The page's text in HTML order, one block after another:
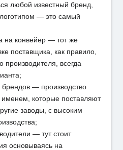
любой известный бренд,
— это самый
на конвейер — тот же
поставщика, как правило,
производителя, всегда
— производство
которые поставляют
заводы, с высоким
— тут стоит
основываясь на